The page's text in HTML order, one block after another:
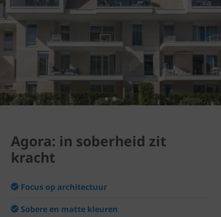
Agora: in soberheid zit
kracht
Focus op architectuur
Sobere en matte kleuren